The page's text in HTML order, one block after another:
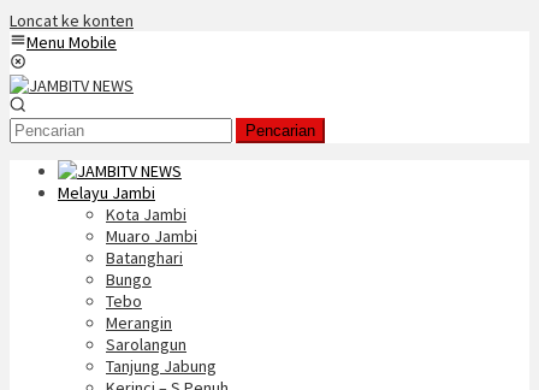
Loncat ke konten
Menu Mobile
Pencarian
Melayu Jambi
Kota Jambi
Muaro Jambi
Batanghari
Bungo
Tebo
Merangin
Sarolangun
Tanjung Jabung